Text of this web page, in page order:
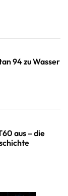
94 zu Wasser
aus – die